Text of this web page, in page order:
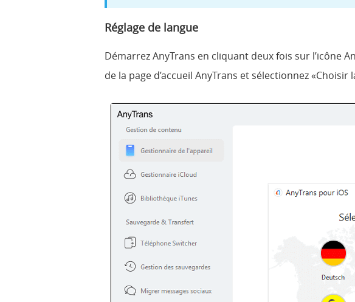
Réglage de langue
Démarrez AnyTrans en cliquant deux fois sur l’icône
de la page d’accueil AnyTrans et sélectionnez